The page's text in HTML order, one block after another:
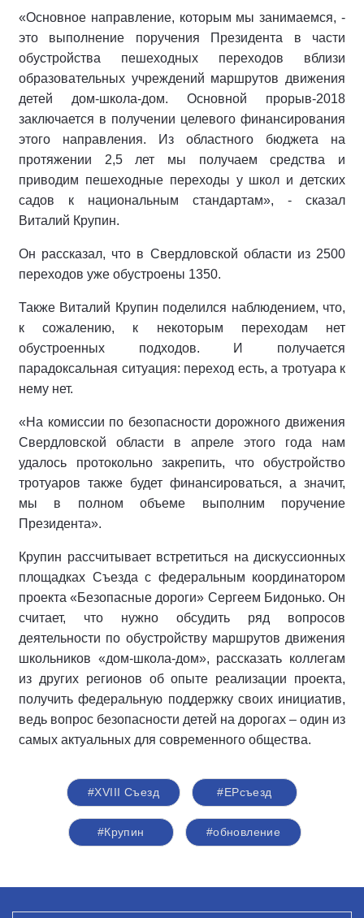
«Основное направление, которым мы занимаемся, -
это выполнение поручения Президента в части
обустройства пешеходных переходов вблизи
образовательных учреждений маршрутов движения
детей дом-школа-дом. Основной прорыв-2018
заключается в получении целевого финансирования
этого направления. Из областного бюджета на
протяжении 2,5 лет мы получаем средства и
приводим пешеходные переходы у школ и детских
садов к национальным стандартам», - сказал
Виталий Крупин.
Он рассказал, что в Свердловской области из 2500
переходов уже обустроены 1350.
Также Виталий Крупин поделился наблюдением, что,
к сожалению, к некоторым переходам нет
обустроенных подходов. И получается
парадоксальная ситуация: переход есть, а тротуара к
нему нет.
«На комиссии по безопасности дорожного движения
Свердловской области в апреле этого года нам
удалось протокольно закрепить, что обустройство
тротуаров также будет финансироваться, а значит,
мы в полном объеме выполним поручение
Президента».
Крупин рассчитывает встретиться на дискуссионных
площадках Съезда с федеральным координатором
проекта «Безопасные дороги» Сергеем Бидонько. Он
считает, что нужно обсудить ряд вопросов
деятельности по обустройству маршрутов движения
школьников «дом-школа-дом», рассказать коллегам
из других регионов об опыте реализации проекта,
получить федеральную поддержку своих инициатив,
ведь вопрос безопасности детей на дорогах – один из
самых актуальных для современного общества.
#XVIII Съезд #ЕРсъезд
#Крупин #обновление